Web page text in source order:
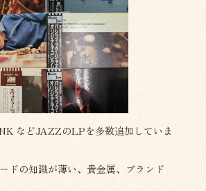
などJAZZのLPを多数追加していま
ドの知識が薄い、貴金属、ブランド